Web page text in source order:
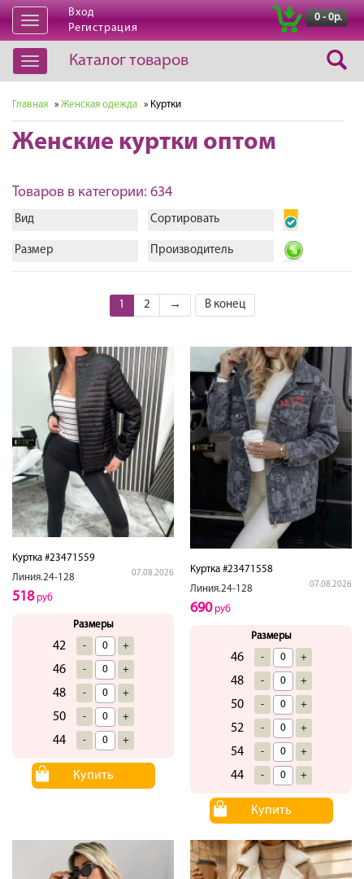
Открыть
навигацию
Вход
Регистрация
0 - 0р.
Открыть
навигацию
Каталог товаров
Главная » Женская одежда » Куртки
Женские куртки оптом
Товаров в категории: 634
Вид Сортировать
Размер Производитель
1 2 → В конец
Куртка #23471559
Линия.24-128
07.08.2026
518руб
Размеры
42 - +
46 - +
48 - +
50 - +
44 - +
Купить
Куртка #23471558
Линия.24-128
07.08.2026
690руб
Размеры
46 - +
48 - +
50 - +
52 - +
54 - +
44 - +
Купить